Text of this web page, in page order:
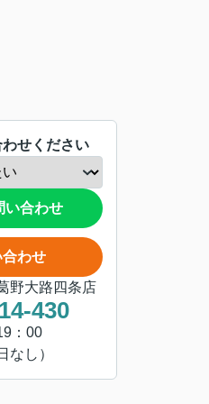
せください
い合わせ
わせ
野大路四条店
430
：00
なし）